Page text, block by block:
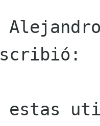
estas